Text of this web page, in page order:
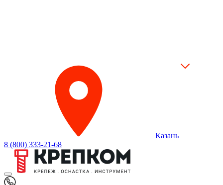
Казань
8 (800) 333-21-68